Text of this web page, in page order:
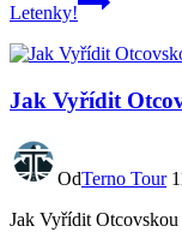
Letenky!
Jak Vyřídit
OdTerno Tour
Jak Vyřídit